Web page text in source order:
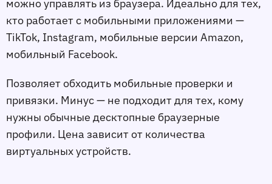
можно управлять из браузера. Идеально для тех,
кто работает с мобильными приложениями —
TikTok, Instagram, мобильные версии Amazon,
мобильный Facebook.
Позволяет обходить мобильные проверки и
привязки. Минус — не подходит для тех, кому
нужны обычные десктопные браузерные
профили. Цена зависит от количества
виртуальных устройств.